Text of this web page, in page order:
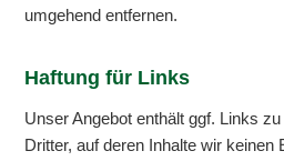
umgehend entfernen.
Haftung für Links
Unser Angebot enthält ggf. Links
Dritter, auf deren Inhalte wir keinen